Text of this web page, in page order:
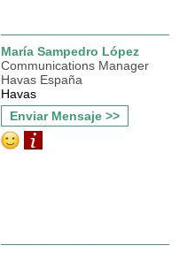
María Sampedro López
Communications Manager
Havas España
Havas
Enviar Mensaje >>